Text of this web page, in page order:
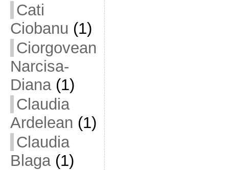
Cati
Ciobanu (1)
Ciorgovean
Narcisa-
Diana(1)
Claudia
Ardelean (1)
Claudia
Blaga(1)